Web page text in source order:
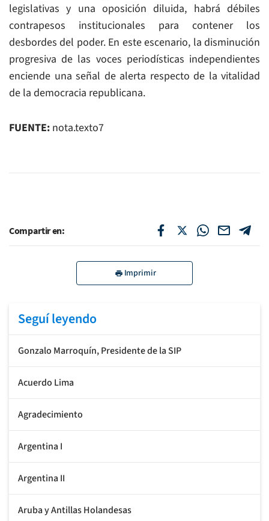
legislativas y una oposición diluida, habrá débiles
contrapesos institucionales para contener los
desbordes del poder. En este escenario, la disminución
progresiva de las voces periodísticas independientes
enciende una señal de alerta respecto de la vitalidad
de la democracia republicana.
FUENTE: nota.texto7
Compartir en:
Imprimir
Seguí leyendo
Gonzalo Marroquín, Presidente de la SIP
Acuerdo Lima
Agradecimiento
Argentina I
Argentina II
Aruba y Antillas Holandesas